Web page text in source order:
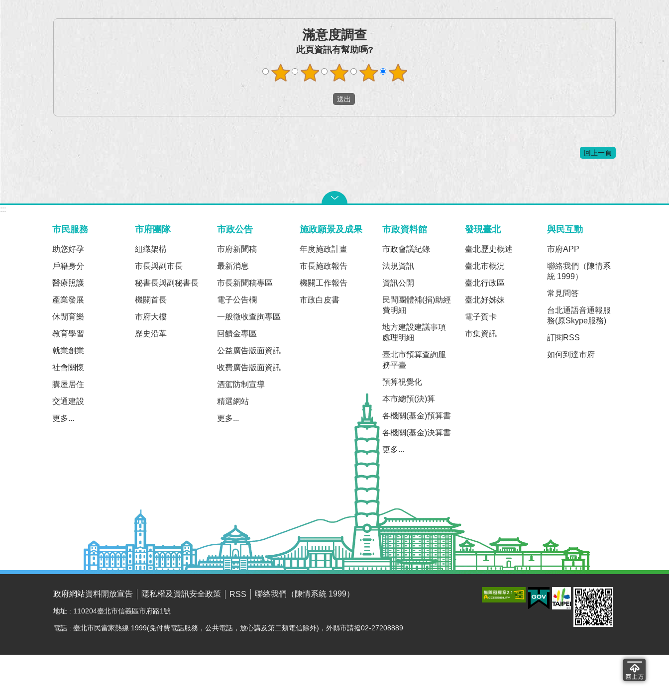
滿意度調查
此頁資訊有幫助嗎?
回上一頁
:::
市民服務
助您好孕
戶籍身分
醫療照護
產業發展
休閒育樂
教育學習
就業創業
社會關懷
購屋居住
交通建設
更多...
市府團隊
組織架構
市長與副市長
秘書長與副秘書長
機關首長
市府大樓
歷史沿革
市政公告
市府新聞稿
最新消息
市長新聞稿專區
電子公告欄
一般徵收查詢專區
回饋金專區
公益廣告版面資訊
收費廣告版面資訊
酒駕防制宣導
精選網站
更多...
施政願景及成果
年度施政計畫
市長施政報告
機關工作報告
市政白皮書
市政資料館
市政會議紀錄
法規資訊
資訊公開
民間團體補(捐)助經
費明細
地方建設建議事項
處理明細
臺北市預算查詢服
務平臺
預算視覺化
本市總預(決)算
各機關(基金)預算書
各機關(基金)決算書
更多...
發現臺北
臺北歷史概述
臺北市概況
臺北行政區
臺北好姊妹
電子賀卡
市集資訊
與民互動
市府APP
聯絡我們（陳情系
統 1999）
常見問答
台北通語音通報服
務(原Skype服務)
訂閱RSS
如何到達市府
政府網站資料開放宣告 隱私權及資訊安全政策 RSS 聯絡我們（陳情系統 1999）
地址 : 110204臺北市信義區市府路1號
電話 : 臺北市民當家熱線 1999(免付費電話服務，公共電話，放心講及第二類電信除外)，外縣市請撥02-27208889